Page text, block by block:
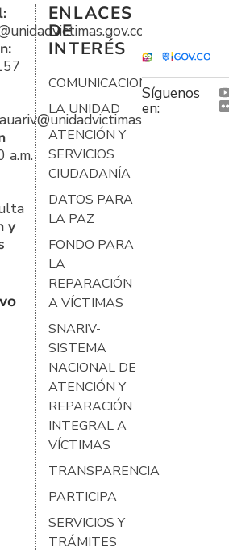
a.m.
y
ENLACES
DE
INTERÉS
COMUNICACIONES
LA UNIDAD
ATENCIÓN Y
SERVICIOS
CIUDADANÍA
DATOS PARA
LA PAZ
FONDO PARA
LA
REPARACIÓN
A VÍCTIMAS
SNARIV-
SISTEMA
NACIONAL DE
ATENCIÓN Y
REPARACIÓN
INTEGRAL A
VÍCTIMAS
TRANSPARENCIA
PARTICIPA
SERVICIOS Y
TRÁMITES
Síguenos
en: